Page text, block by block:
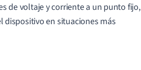
de voltaje y corriente a un punto fijo,
en situaciones más